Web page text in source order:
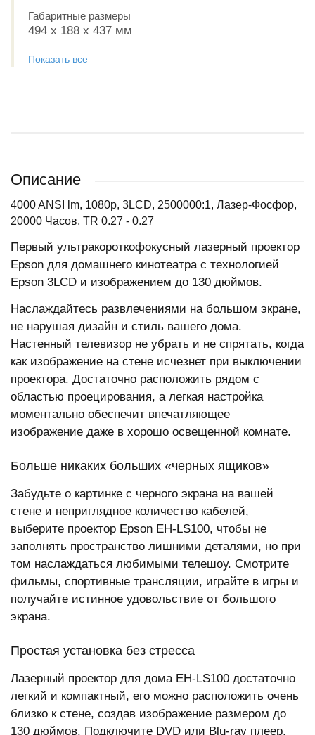
Габаритные размеры
494 x 188 x 437 мм
Показать все
Описание
4000 ANSI lm, 1080p, 3LCD, 2500000:1, Лазер-Фосфор,
20000 Часов, TR 0.27 - 0.27
Первый ультракороткофокусный лазерный проектор
Epson для домашнего кинотеатра с технологией
Epson 3LCD и изображением до 130 дюймов.
Наслаждайтесь развлечениями на большом экране,
не нарушая дизайн и стиль вашего дома.
Настенный телевизор не убрать и не спрятать, когда
как изображение на стене исчезнет при выключении
проектора. Достаточно расположить рядом с
областью проецирования, а легкая настройка
моментально обеспечит впечатляющее
изображение даже в хорошо освещенной комнате.
Больше никаких больших «черных ящиков»
Забудьте о картинке с черного экрана на вашей
стене и неприглядное количество кабелей,
выберите проектор Epson EH-LS100, чтобы не
заполнять пространство лишними деталями, но при
том наслаждаться любимыми телешоу. Смотрите
фильмы, спортивные трансляции, играйте в игры и
получайте истинное удовольствие от большого
экрана.
Простая установка без стресса
Лазерный проектор для дома EH-LS100 достаточно
легкий и компактный, его можно расположить очень
близко к стене, создав изображение размером до
130 дюймов. Подключите DVD или Blu-ray плеер,